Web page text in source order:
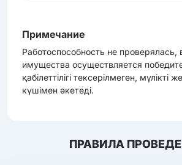
Примечание
Работоспособность не проверялась,
имущества осуществляется
қабілеттілігі тексерілмеген, мүлікті
күшімен әкетеді.
ПРАВИЛА